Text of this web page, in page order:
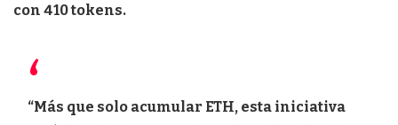
con 410 tokens.
“Más que solo acumular ETH, esta iniciativa